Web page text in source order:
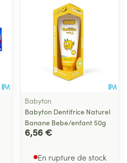
Babyton
Babyton Dentifrice Naturel
Banane Bebe/enfant 50g
6,56 €
En rupture de stock